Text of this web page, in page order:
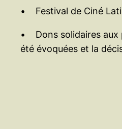
• Festival de Ciné
• Dons solidaires aux
été évoquées et la